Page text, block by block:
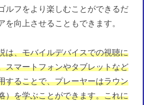
ルフをより楽しむことができるだ
を向上させることもできます。
は、モバイルデバイスでの視聴に
スマートフォンやタブレットなど
することで、プレーヤーはラウン
）を学ぶことができます。これに